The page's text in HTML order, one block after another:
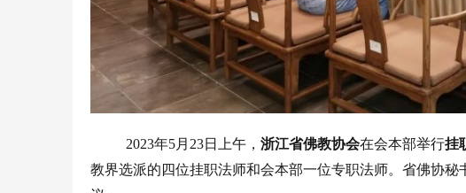
2023年5月 23日上午， 浙江省佛教协会在会本部举行挂
教界选派的四位挂职法师和会本部一位专职法师。省佛协